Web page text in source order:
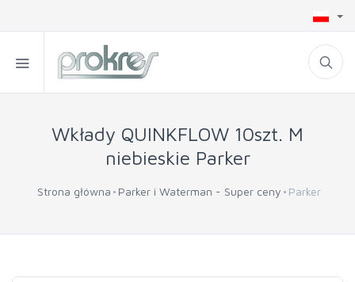
Wkłady QUINKFLOW 10szt. M
niebieskie Parker
Strona główna Parker i Waterman - Super ceny Parker